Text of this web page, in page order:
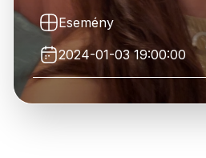
Esemény
2024-01-03 19:00:00